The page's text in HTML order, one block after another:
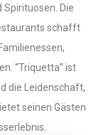
Spirituosen. Die
schafft
“Triquetta” ist
die Leidenschaft,
seinen Gästen